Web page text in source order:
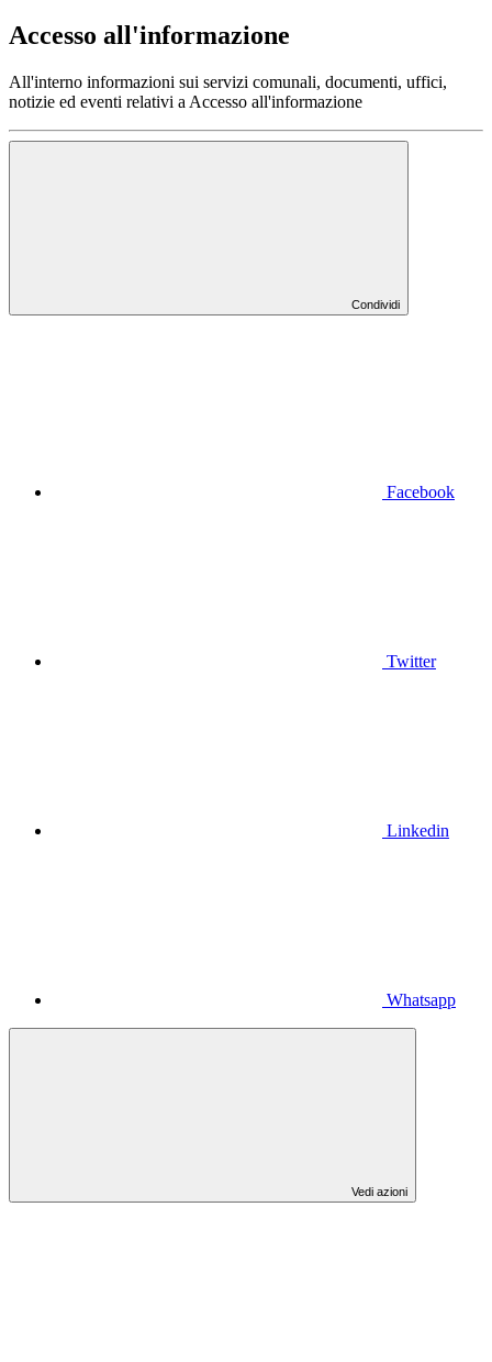
Accesso all'informazione
All'interno informazioni sui servizi comunali, documenti, uffici,
notizie ed eventi relativi a Accesso all'informazione
Condividi
Facebook
Twitter
Linkedin
Whatsapp
Vedi azioni